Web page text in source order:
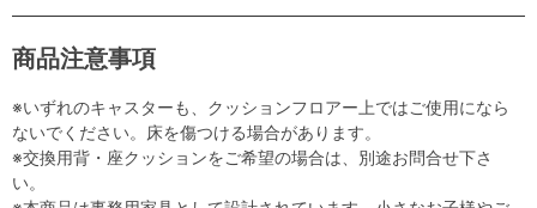
商品注意事項
※いずれのキャスターも、クッションフロアー上ではご使用になら
ないでください。床を傷つける場合があります。
※交換用背・座クッションをご希望の場合は、別途お問合せ下さ
い。